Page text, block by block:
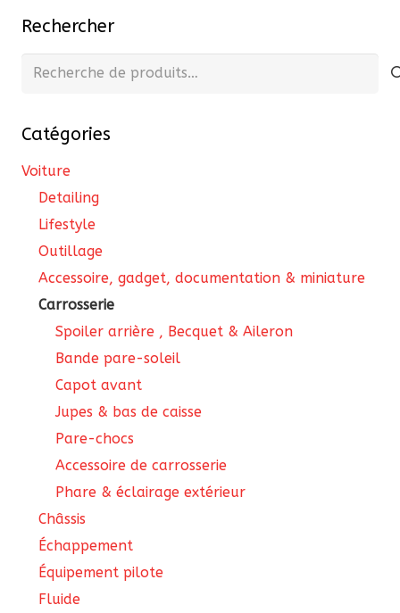
Rechercher
Recherche
Catégories
Voiture
Detailing
Lifestyle
Outillage
Accessoire, gadget, documentation & miniature
Carrosserie
Spoiler arrière , Becquet & Aileron
Bande pare-soleil
Capot avant
Jupes & bas de caisse
Pare-chocs
Accessoire de carrosserie
Phare & éclairage extérieur
Châssis
Échappement
Équipement pilote
Fluide